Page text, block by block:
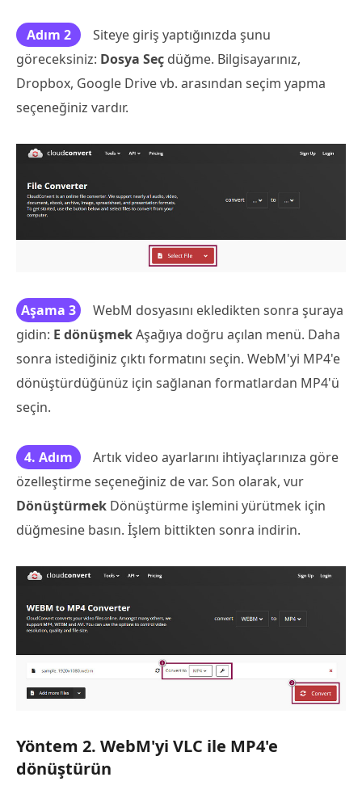
Adım 2
Siteye giriş yaptığınızda şunu
göreceksiniz: Dosya Seç düğme. Bilgisayarınız,
Dropbox, Google Drive vb. arasından seçim yapma
seçeneğiniz vardır.
Aşama 3
WebM dosyasını ekledikten sonra şuraya
gidin: E dönüşmekAşağıya doğru açılan menü. Daha
sonra istediğiniz çıktı formatını seçin. WebM'yi MP4'e
dönüştürdüğünüz için sağlanan formatlardan MP4'ü
seçin.
4. Adım
Artık video ayarlarını ihtiyaçlarınıza göre
özelleştirme seçeneğiniz de var. Son olarak, vur
Dönüştürmek Dönüştürme işlemini yürütmek için
düğmesine basın. İşlem bittikten sonra indirin.
Yöntem 2. WebM'yi VLC ile MP4'e
dönüştürün